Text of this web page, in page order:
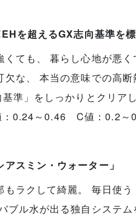
を超えるGX志向基準を標
ても、 暮らし心地が悪く
な、 本当の意味での高断
準」をしっかりとクリア
0.24～0.46 C値：0.2～
スミン・ウォーター」
ラクして綺麗。 毎日使
ブル水が出る独自システ